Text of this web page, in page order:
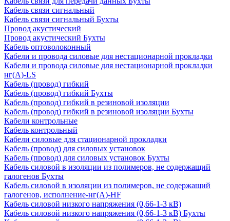
Кабель связи сигнальный
Кабель связи сигнальный Бухты
Провод акустический
Провод акустический Бухты
Кабель оптоволоконный
Кабели и провода силовые для нестационарной прокладки
Кабели и провода силовые для нестационарной прокладки
нг(А)-LS
Кабель (провод) гибкий
Кабель (провод) гибкий Бухты
Кабель (провод) гибкий в резиновой изоляции
Кабель (провод) гибкий в резиновой изоляции Бухты
Кабели контрольные
Кабель контрольный
Кабели силовые для стационарной прокладки
Кабель (провод) для силовых установок
Кабель (провод) для силовых установок Бухты
Кабель силовой в изоляции из полимеров, не содержащий
галогенов Бухты
Кабель силовой в изоляции из полимеров, не содержащий
галогенов, исполнение-нг(А)-HF
Кабель силовой низкого напряжения (0,66-1-3 кВ)
Кабель силовой низкого напряжения (0,66-1-3 кВ) Бухты